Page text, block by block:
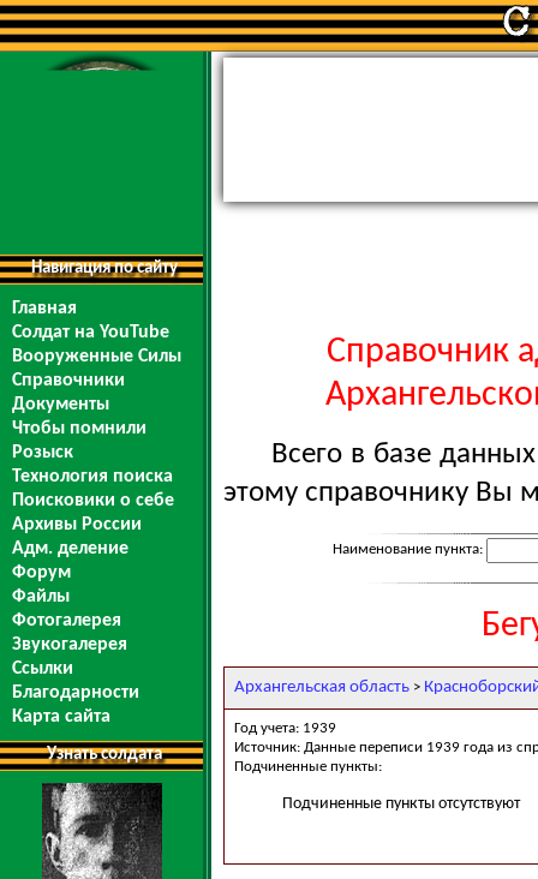
Навигация по сайту
Главная
Солдат на YouTube
Вооруженные Силы
Справочники
Документы
Чтобы помнили
Розыск
Технология поиска
Поисковики о себе
Архивы России
Адм. деление
Форум
Файлы
Фотогалерея
Звукогалерея
Ссылки
Благодарности
Карта сайта
Узнать солдата
Справочник
Всего в базе
этому справочнику Вы
Наименование пункта:
Архангельская область >
Год учета: 1939
Источник: Данные переписи 1939 года из
Подчиненные пункты:
Подчиненные пункты отсутствуют